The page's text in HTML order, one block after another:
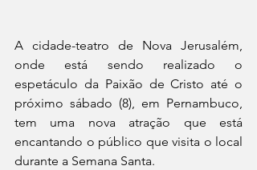
A cidade-teatro de Nova Jerusalém,
onde está sendo realizado o
espetáculo da Paixão de Cristo até o
próximo sábado (8), em Pernambuco,
tem uma nova atração que está
encantando o público que visita o local
durante a Semana Santa.